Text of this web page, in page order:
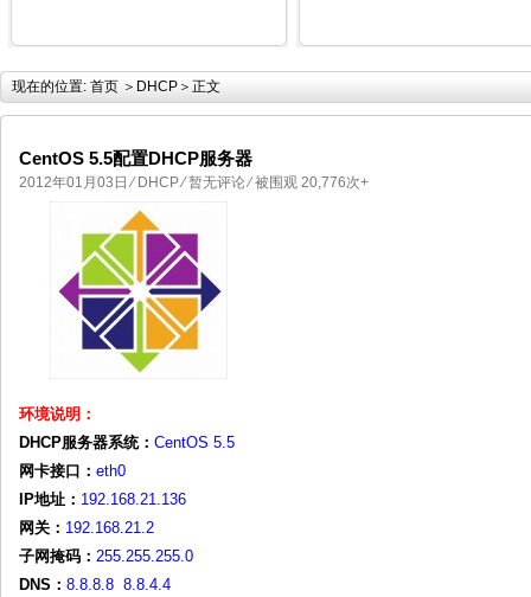
国产化操作系统欧拉openEuler编
现在的位置: 首页 ＞ DHCP ＞正文
CentOS 5.5配置DHCP服务器
2012年01月03日 ⁄ DHCP ⁄暂无评论⁄ 被围观 20,776次+
环境说明：
DHCP服务器系统： CentOS 5.5
网卡接口： eth0
IP地址： 192.168.21.136
网关： 192.168.21.2
子网掩码： 255.255.255.0
DNS： 8.8.8.8 8.8.4.4